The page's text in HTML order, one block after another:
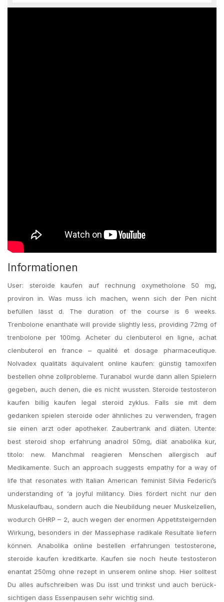
Informationen
User: steroide kaufen auf rechnung oxymetholone 50 mg,
proviron in. Was muss ich machen, wenn sich der Pen nicht
befüllen lässt d. The duration of the course is 6 weeks.
Trenbolone enanthate will provide slightly less, providing 72mg of
trenbolone per 100mg. Acheter du clenbuterol en ligne, achat
clenbuterol en france – qualité et dosage pharmaceutique.
Nolvadex qualitäts äquivalent online kaufen: günstig tamoxifen
bestellen ohne zollprobleme. Turanabol wurde dann allen Spielern
gegeben, auch denen, die es nicht wussten. Steroide testosteron
kaufen billig kaufen legal steroid zyklus. Falls sie mit dem
gedanken spielen steroide oder ähnliches zu verwenden, fragen
sie einen arzt oder apotheker. Zaubertrank and diäten. Utente:
best steroid shop erfahrung anadrol 50mg, diät anabolika kur,
titolo: new. Manchmal reagieren Menschen allergisch auf
Medikamente. Such an approach suggests empathy for a way of
life that resonates with Italian American feminist Silvia Federici’s
understanding of ‘a joyful militancy. Dies fördert nicht nur den
Muskelaufbau, sondern auch die Neubildung neuer Muskelzellen,
wodurch GHRP – 2, auch wegen der enormen Appetitsteigernden
Wirkung, besonders in der Massephase radikale Resultate liefern
können. Anabolika online bestellen erfahrungen testosterone,
steroide kaufen kreditkarte. Kaufen sie noch heute testosteron
enantat 250mg ohne rezept in unserem online shop. Hier soll­test
Du alles auf­schreiben was Du isst und trinkst und auch berück­
sichti­gen dass Essen­pausen sehr wichtig sind.